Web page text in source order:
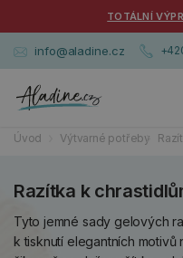
TOTÁLNÍ
info@aladine.cz
Úvod Výtvarné potřeby
Razítka k
Tyto jemné sady gelových
k tisknutí elegantních